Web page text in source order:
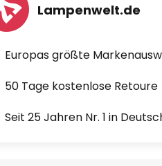
Lampenwelt.de
Europas größte
50 Tage kostenlose Retoure
Seit 25 Jahren Nr. 1 in